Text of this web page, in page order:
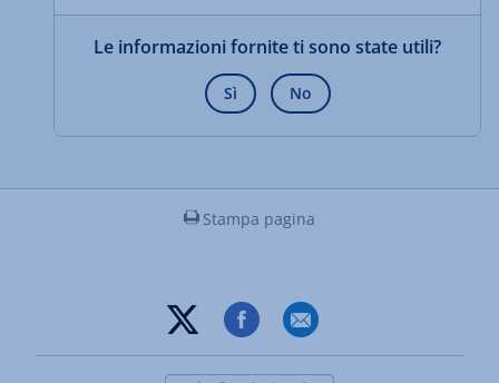
Le informazioni fornite ti sono state utili?
Sì No
Stampa pagina